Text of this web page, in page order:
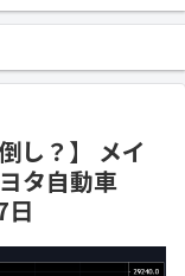
今
日
し？】 メイ
タ自動車
日